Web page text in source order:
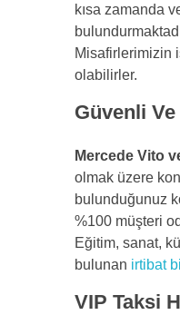
kısa zamanda
Misafirlerimizin
olabilirler.
Güvenli
Mercede Vito
olmak üzere
bulunduğunuz
%100 müşteri
Eğitim, sanat,
bulunan irtibat
VIP Taksi